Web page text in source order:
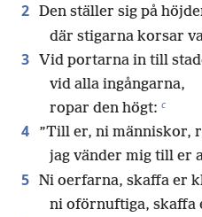
2 Den ställer sig på
där stigarna korsar
3 Vid portarna in till
vid alla ingångarna,
ropar den högt: c
4
”Till er, ni människor,
jag vänder mig till er
5 Ni oerfarna, skaffa er
ni oförnuftiga, skaffa